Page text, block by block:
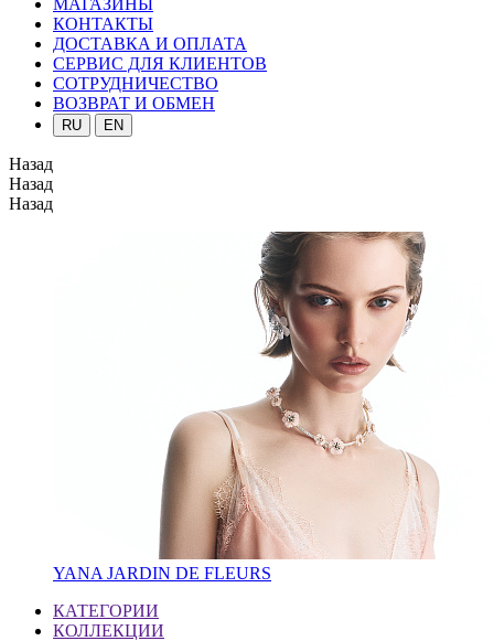
МАГАЗИНЫ
КОНТАКТЫ
ДОСТАВКА И ОПЛАТА
СЕРВИС ДЛЯ КЛИЕНТОВ
СОТРУДНИЧЕСТВО
ВОЗВРАТ И ОБМЕН
RU EN
Назад
Назад
Назад
YANA JARDIN DE FLEURS
КАТЕГОРИИ
КОЛЛЕКЦИИ